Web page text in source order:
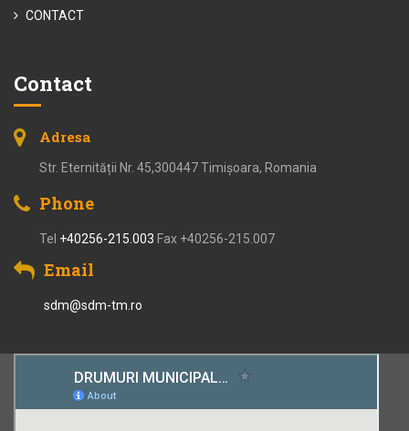
CONTACT
Contact
Adresa
Str. Eternității Nr. 45,300447 Timișoara, Romania
Phone
Tel +40256-215.003 Fax +40256-215.007
Email
sdm@sdm-tm.ro